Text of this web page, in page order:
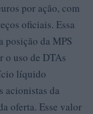
por ação, com
oficiais. Essa
posição da MPS
o uso de DTAs
líquido
acionistas da
oferta. Esse valor